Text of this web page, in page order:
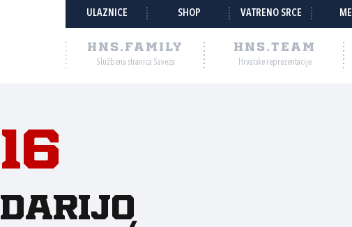
ULAZNICE SHOP VATRENO SRCE
HNS.FAMILY
Službena stranica Saveza
HNS.TEAM
Hrvatske reprezentacije
16
Darijo